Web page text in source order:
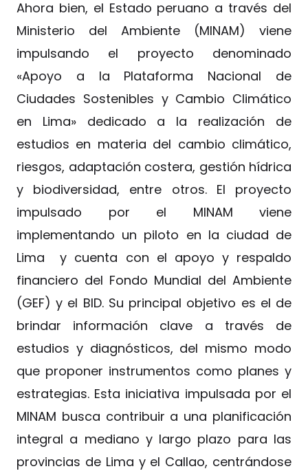
Ahora bien, el Estado peruano a través del
Ministerio del Ambiente (MINAM) viene
impulsando el proyecto denominado
«Apoyo a la Plataforma Nacional de
Ciudades Sostenibles y Cambio Climático
en Lima» dedicado a la realización de
estudios en materia del cambio climático,
riesgos, adaptación costera, gestión hídrica
y biodiversidad, entre otros. El proyecto
impulsado por el MINAM viene
implementando un piloto en la ciudad de
Lima y cuenta con el apoyo y respaldo
financiero del Fondo Mundial del Ambiente
(GEF) y el BID. Su principal objetivo es el de
brindar información clave a través de
estudios y diagnósticos, del mismo modo
que proponer instrumentos como planes y
estrategias. Esta iniciativa impulsada por el
MINAM busca contribuir a una planificación
integral a mediano y largo plazo para las
provincias de Lima y el Callao, centrándose